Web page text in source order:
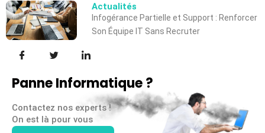
Actualités
Infogérance Partielle et Support : Renforcer
Son Équipe IT Sans Recruter
Panne Informatique ?
Contactez nos experts !
On est là pour vous